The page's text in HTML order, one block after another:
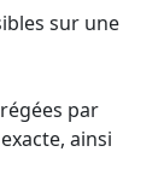
sur une
par
ainsi